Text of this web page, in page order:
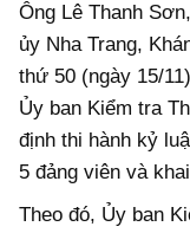
Video
Photo
Ông Lê Thanh
ủy Nha Trang,
thứ 50 (ngày 15/
Ủy ban Kiểm tra
định thi hành kỷ
5 đảng viên và
Theo đó, Ủy ban